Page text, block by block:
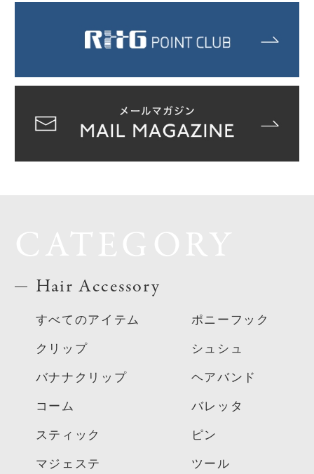
Hair Accessory
すべてのアイテム
クリップ
バナナクリップ
コーム
スティック
マジェステ
ポニーフック
シュシュ
ヘアバンド
バレッタ
ピン
ツール